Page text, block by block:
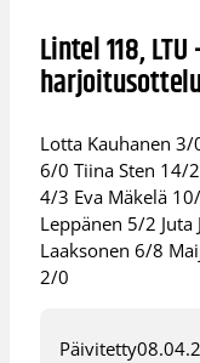
Lintel 118,
Lotta Kauhanen
6/0 Tiina Sten 14/
4/3 Eva Mäkelä
Leppänen 5/2
Laaksonen 6/8
2/0
Päivitetty